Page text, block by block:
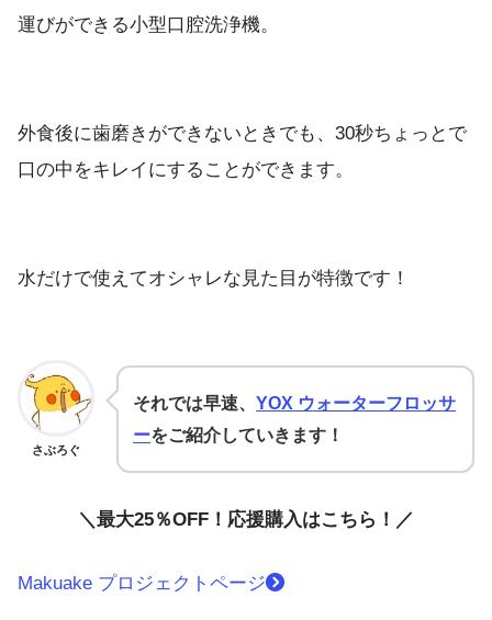
運びができる小型口腔洗浄機。
外食後に歯磨きができないときでも、30秒ちょっとで
口の中をキレイにすることができます。
水だけで使えてオシャレな見た目が特徴です！
さぶろぐ
それでは早速、 YOX ウォーターフロッサ
ーをご紹介していきます！
＼最大25％OFF！応援購入はこちら！／
Makuake プロジェクトページ